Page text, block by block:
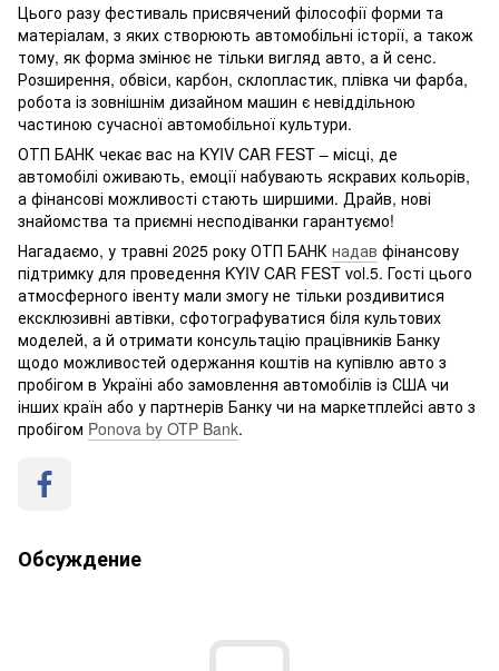
Цього разу фестиваль присвячений філософії форми та
матеріалам, з яких створюють автомобільні історії, а також
тому, як форма змінює не тільки вигляд авто, а й сенс.
Розширення, обвіси, карбон, склопластик, плівка чи фарба,
робота із зовнішнім дизайном машин є невіддільною
частиною сучасної автомобільної культури.
ОТП БАНК чекає вас на KYIV CAR FEST – місці, де
автомобілі оживають, емоції набувають яскравих кольорів,
а фінансові можливості стають ширшими. Драйв, нові
знайомства та приємні несподіванки гарантуємо!
Нагадаємо, у травні 2025 року ОТП БАНК надав фінансову
підтримку для проведення KYIV CAR FEST vol.5. Гості цього
атмосферного івенту мали змогу не тільки роздивитися
ексклюзивні автівки, сфотографуватися біля культових
моделей, а й отримати консультацію працівників Банку
щодо можливостей одержання коштів на купівлю авто з
пробігом в Україні або замовлення автомобілів із США чи
інших країн або у партнерів Банку чи на маркетплейсі авто з
пробігом Ponova by OTP Bank.
Обсуждение